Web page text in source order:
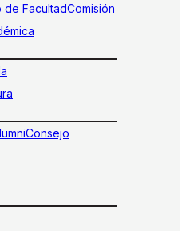
de FacultadComisión
Consejo